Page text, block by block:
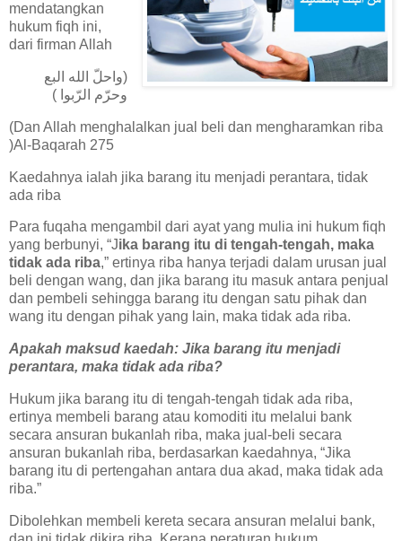
mendatangkan
hukum fiqh ini,
dari firman Allah
(واحلّ الله البع
وحرّم الرّبوا )
(Dan Allah menghalalkan jual beli dan mengharamkan riba
)Al-Baqarah 275
Kaedahnya ialah jika barang itu menjadi perantara, tidak
ada riba
Para fuqaha mengambil dari ayat yang mulia ini hukum fiqh
yang berbunyi, “Jika barang itu di tengah-tengah, maka
tidak ada riba,” ertinya riba hanya terjadi dalam urusan jual
beli dengan wang, dan jika barang itu masuk antara penjual
dan pembeli sehingga barang itu dengan satu pihak dan
wang itu dengan pihak yang lain, maka tidak ada riba.
Apakah maksud kaedah: Jika barang itu menjadi
perantara, maka tidak ada riba?
Hukum jika barang itu di tengah-tengah tidak ada riba,
ertinya membeli barang atau komoditi itu melalui bank
secara ansuran bukanlah riba, maka jual-beli secara
ansuran bukanlah riba, berdasarkan kaedahnya, “Jika
barang itu di pertengahan antara dua akad, maka tidak ada
riba.”
Dibolehkan membeli kereta secara ansuran melalui bank,